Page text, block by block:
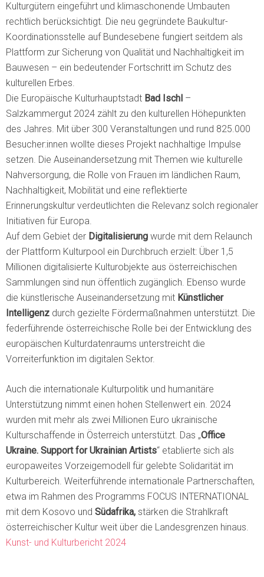
Kulturgütern eingeführt und klimaschonende Umbauten
rechtlich berücksichtigt. Die neu gegründete Baukultur-
Koordinationsstelle auf Bundesebene fungiert seitdem als
Plattform zur Sicherung von Qualität und Nachhaltigkeit im
Bauwesen – ein bedeutender Fortschritt im Schutz des
kulturellen Erbes.
Die Europäische Kulturhauptstadt Bad Ischl –
Salzkammergut 2024 zählt zu den kulturellen Höhepunkten
des Jahres. Mit über 300 Veranstaltungen und rund 825.000
Besucher:innen wollte dieses Projekt nachhaltige Impulse
setzen. Die Auseinandersetzung mit Themen wie kulturelle
Nahversorgung, die Rolle von Frauen im ländlichen Raum,
Nachhaltigkeit, Mobilität und eine reflektierte
Erinnerungskultur verdeutlichten die Relevanz solch regionaler
Initiativen für Europa.
Auf dem Gebiet der Digitalisierung wurde mit dem Relaunch
der Plattform Kulturpool ein Durchbruch erzielt: Über 1,5
Millionen digitalisierte Kulturobjekte aus österreichischen
Sammlungen sind nun öffentlich zugänglich. Ebenso wurde
die künstlerische Auseinandersetzung mit Künstlicher
Intelligenz durch gezielte Fördermaßnahmen unterstützt. Die
federführende österreichische Rolle bei der Entwicklung des
europäischen Kulturdatenraums unterstreicht die
Vorreiterfunktion im digitalen Sektor.
Auch die internationale Kulturpolitik und humanitäre
Unterstützung nimmt einen hohen Stellenwert ein. 2024
wurden mit mehr als zwei Millionen Euro ukrainische
Kulturschaffende in Österreich unterstützt. Das „Office
Ukraine. Support for Ukrainian Artists“ etablierte sich als
europaweites Vorzeigemodell für gelebte Solidarität im
Kulturbereich. Weiterführende internationale Partnerschaften,
etwa im Rahmen des Programms FOCUS INTERNATIONAL
mit dem Kosovo und Südafrika, stärken die Strahlkraft
österreichischer Kultur weit über die Landesgrenzen hinaus.
Kunst- und Kulturbericht 2024